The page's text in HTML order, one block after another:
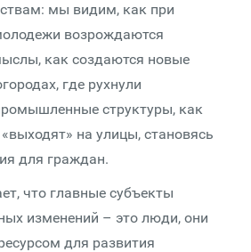
мы видим, как при
возрождаются
как создаются новые
где рухнули
структуры, как
на улицы, становясь
для граждан.
что главные субъекты
изменений – это люди, они
для развития